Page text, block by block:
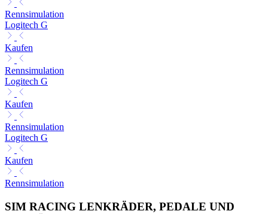
Rennsimulation
Logitech G
Kaufen
Rennsimulation
Logitech G
Kaufen
Rennsimulation
Logitech G
Kaufen
Rennsimulation
SIM RACING LENKRÄDER, PEDALE UND